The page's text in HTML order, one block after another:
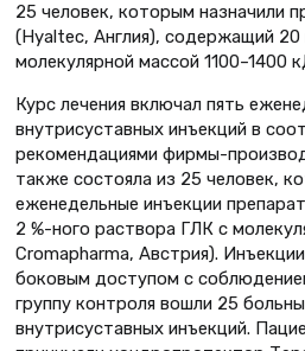
25 человек, которым назначили
(Hyaltec, Англия), содер­жащий
молекулярной массой 1100–1400
Курс лечения включал пять
внутрисуставных инъекций в
рекомендациями фирмы-
также состояла из 25 человек,
еженедельные инъек­ции
2 %-ного раствора ГЛК с
Cromapharma, Австрия).
боковым доступом с
группу контроля вошли 25
внутрисуставных инъекций.